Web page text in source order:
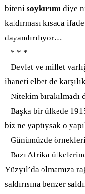
biteni soykırımı diye
kaldırması kısaca
dayandırılıyor…
* * *
Devlet ve millet
ihaneti elbet de
Nitekim bırakılmadı
Başka bir ülkede
biz ne yaptıysak o
Günümüzde
Bazı Afrika
Yüzyıl’da olmamıza
saldırısına benzer